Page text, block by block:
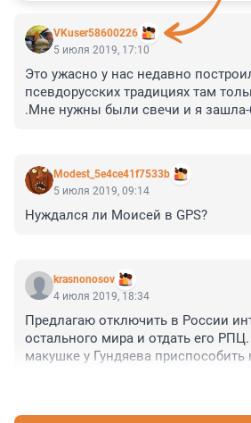
VKuser58600226
5 июля 2019, 17:10
Это ужасно у нас недавно
псевдорусских традициях там
.Мне нужны были свечи и я зашла-
Modest_5e4ce41f7533b
5 июля 2019, 09:14
Нуждался ли Моисей в GPS?
krasnonosov
4 июля 2019, 18:34
Предлагаю отключить в России
остального мира и отдать его
макушке у Гундяева приспособить